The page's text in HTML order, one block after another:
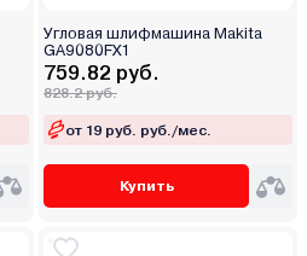
Угловая шлифмашина Makita
GA9080FX1
759.82 руб.
828.2 руб.
от 19 руб. руб./мес.
Купить